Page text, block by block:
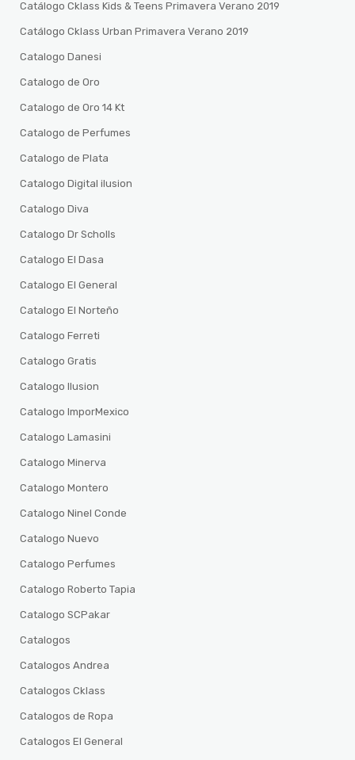
Catálogo Cklass Kids & Teens Primavera Verano 2019
Catálogo Cklass Urban Primavera Verano 2019
Catalogo Danesi
Catalogo de Oro
Catalogo de Oro 14 Kt
Catalogo de Perfumes
Catalogo de Plata
Catalogo Digital ilusion
Catalogo Diva
Catalogo Dr Scholls
Catalogo El Dasa
Catalogo El General
Catalogo El Norteño
Catalogo Ferreti
Catalogo Gratis
Catalogo Ilusion
Catalogo ImporMexico
Catalogo Lamasini
Catalogo Minerva
Catalogo Montero
Catalogo Ninel Conde
Catalogo Nuevo
Catalogo Perfumes
Catalogo Roberto Tapia
Catalogo SCPakar
Catalogos
Catalogos Andrea
Catalogos Cklass
Catalogos de Ropa
Catalogos El General